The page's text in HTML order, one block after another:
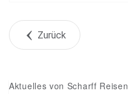
+1Zurück
Aktuelles von Scharff Reisen